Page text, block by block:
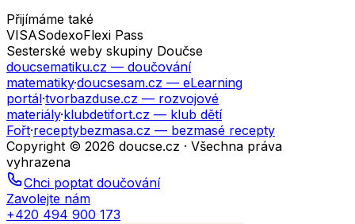
Přijímáme také
VISASodexoFlexi Pass
Sesterské weby skupiny Doučse
doucsematiku.cz — doučování
matematiky·doucsesam.cz — eLearning
portál·tvorbazduse.cz — rozvojové
materiály·klubdetifort.cz — klub dětí
Fořt·receptybezmasa.cz — bezmasé recepty
Copyright © 2026 doucse.cz · Všechna práva
vyhrazena
Chci poptat doučování
Zavolejte nám
+420 494 900 173